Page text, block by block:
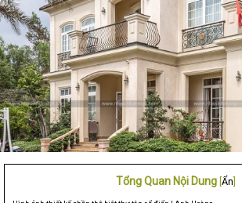
Tổng Quan Nội Dung Ẩn